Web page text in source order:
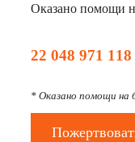
Оказано помощи
22 048 971
* Оказано помощи на